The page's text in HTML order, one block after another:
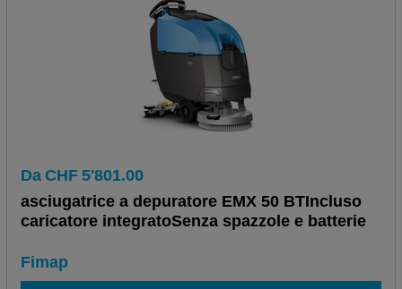
Da CHF 5'801.00
asciugatrice a depuratore EMX 50 BTIncluso
caricatore integratoSenza spazzole e batterie
Fimap